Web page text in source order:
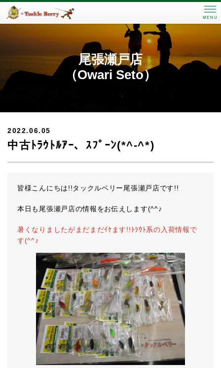
MENU
尾張瀬戸店
（Owari Seto）
2022.06.05
中古ﾄﾗｳﾄﾙｱｰ、ｽﾌﾟｰﾝ(*^-^*)
皆様こんにちは!!タックルベリー尾張瀬戸店です!!
本日も尾張瀬戸店の情報をお伝えします(^^♪
暑くなりましたがまだまだｲｹます!!ﾄﾗｳﾄ系の入荷情報で
す(^^♪